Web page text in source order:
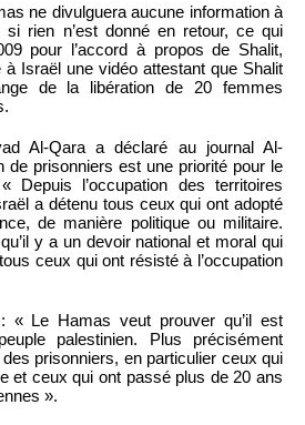
ne divulguera aucune information à
rien n’est donné en retour, ce qui
pour l’accord à propos de Shalit,
Israël une vidéo attestant que Shalit
de la libération de 20 femmes
Al-Qara a déclaré au journal Al-
de prisonniers est une priorité pour le
Depuis l’occupation des territoires
a détenu tous ceux qui ont adopté
de manière politique ou militaire.
y a un devoir national et moral qui
ceux qui ont résisté à l’occupation
« Le Hamas veut prouver qu’il est
palestinien. Plus précisément
prisonniers, en particulier ceux qui
et ceux qui ont passé plus de 20 ans
».